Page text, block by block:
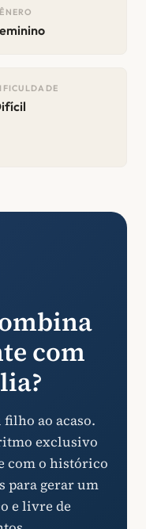
com
filho ao acaso.
exclusivo
com o histórico
para gerar um
e livre de